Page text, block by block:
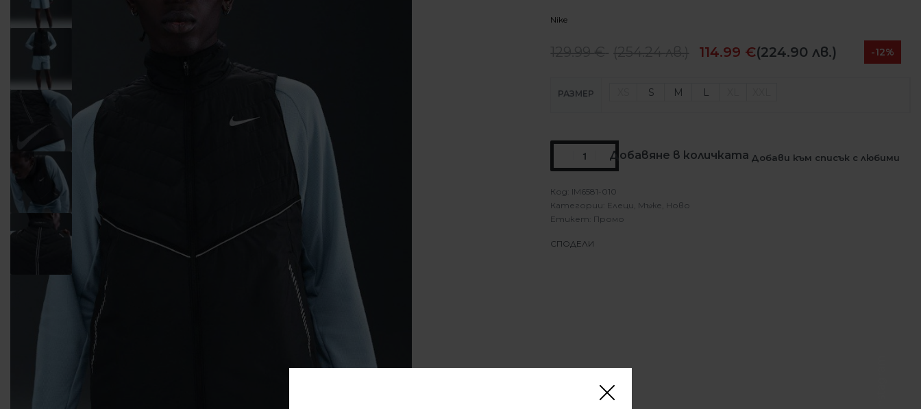
Nike
114.99 €(224.90 лв.) -12%
РАЗМЕР S M L
Добавяне в количката Добави към списък с любими
IM6581-010
Категории: Елеци Мъже Ново
Етикет: Промо
СПОДЕЛИ